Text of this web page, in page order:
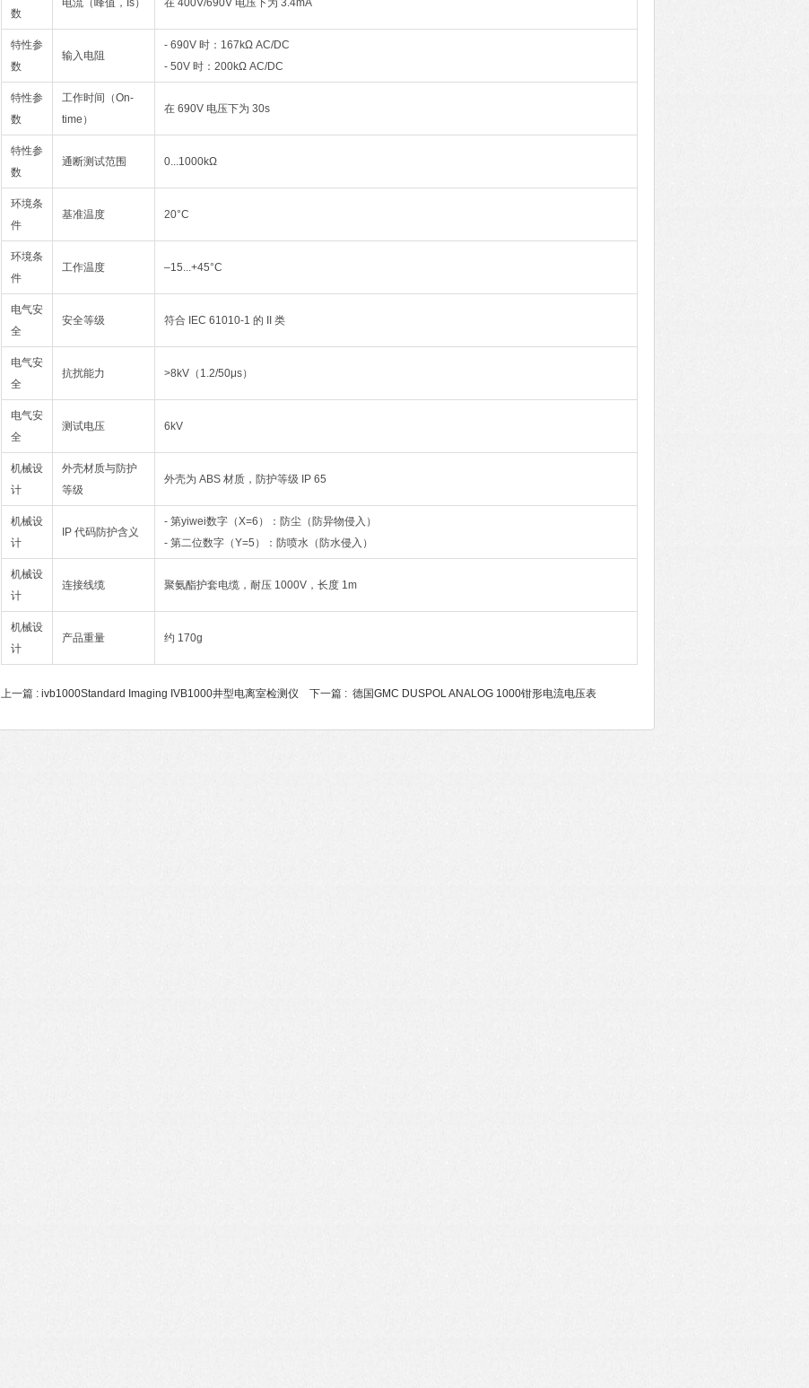
数
电流（峰值，Is） 在 400V/690V 电压下为 3.4mA
特性参
数
输入电阻
- 690V 时：167kΩ AC/DC
- 50V 时：200kΩ AC/DC
特性参
数
工作时间（On-
time）
在 690V 电压下为 30s
特性参
数
通断测试范围 0...1000kΩ
环境条
件
基准温度 20°C
环境条
件
工作温度 –15...+45°C
电气安
全
安全等级 符合 IEC 61010-1 的 II 类
电气安
全
抗扰能力 >8kV（1.2/50μs）
电气安
全
测试电压 6kV
机械设
计
外壳材质与防护
等级
外壳为 ABS 材质，防护等级 IP 65
机械设
计
IP 代码防护含义
- 第yiwei数字（X=6）：防尘（防异物侵入）
- 第二位数字（Y=5）：防喷水（防水侵入）
机械设
计
连接线缆 聚氨酯护套电缆，耐压 1000V，长度 1m
机械设
计
产品重量 约 170g
上一篇 : ivb1000Standard Imaging IVB1000井型电离室检测仪 下一篇 : 德国GMC DUSPOL ANALOG 1000钳形电流电压表